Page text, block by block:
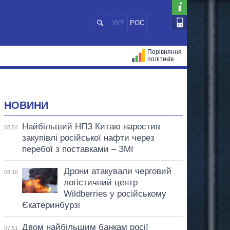
УКР РОС
Порівняння
політиків
НОВИНИ
08:54
Найбільший НПЗ Китаю наростив
закупівлі російської нафти через
перебої з поставками – ЗМІ
08:16
Дрони атакували черговий
логістичний центр
Wildberries у російському
Єкатеринбурзі
07:51
Двом найбільшим банкам росії